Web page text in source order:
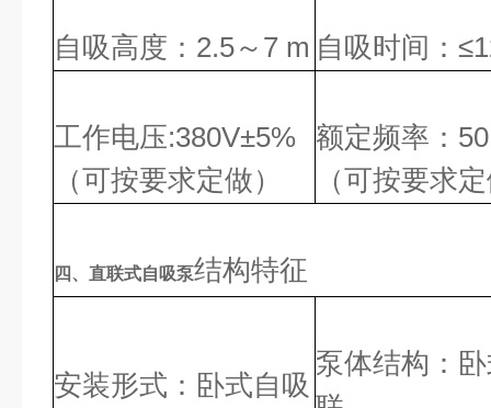
自吸高度： 2.5～ 7 m 自吸时间：
工作电压:380V±5%
（可按要求定做）
额定频率：
（可按要求
四、直联式自吸泵结构特征
安装形式 ：卧式自吸
泵体结构 ：